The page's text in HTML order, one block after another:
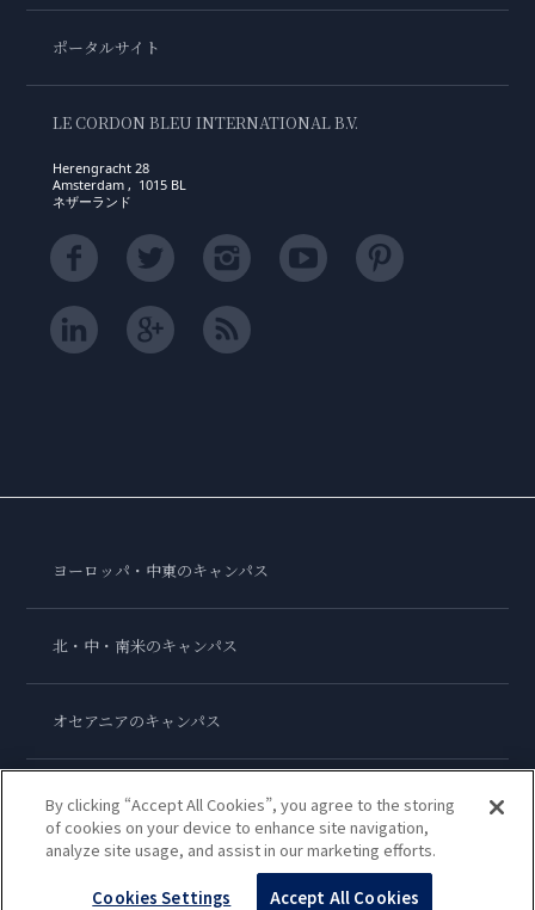
ポータルサイト
LE CORDON BLEU INTERNATIONAL B.V.
Herengracht 28
Amsterdam , 1015 BL
ネザーランド
ヨーロッパ・中東のキャンパス
北・中・南米のキャンパス
オセアニアのキャンパス
アジアのキャンパス
ル・コルドン・ブルー・インターナショナル
By clicking “Accept All Cookies”, you agree to the storing
of cookies on your device to enhance site navigation,
analyze site usage, and assist in our marketing efforts.
Cookies Settings Accept All Cookies